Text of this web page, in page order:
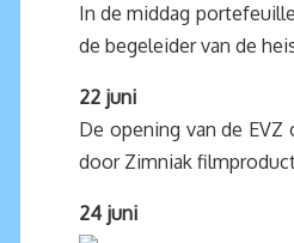
In de middag
de begeleider van de
22 juni
De opening van de
door Zimniak
24 juni